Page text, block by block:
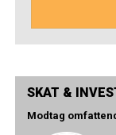
SKAT &
Modtag